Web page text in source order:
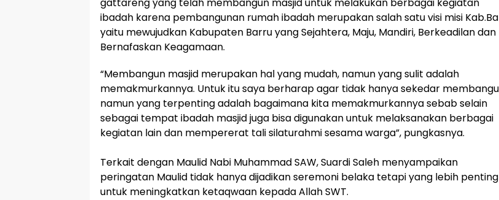
gattareng yang telah membangun masjid untuk melakukan berbagai kegiatan
ibadah karena pembangunan rumah ibadah merupakan salah satu visi misi
yaitu mewujudkan Kabupaten Barru yang Sejahtera, Maju, Mandiri, Berkeadilan dan
Bernafaskan Keagamaan.
“Membangun masjid merupakan hal yang mudah, namun yang sulit adalah
memakmurkannya. Untuk itu saya berharap agar tidak hanya sekedar
namun yang terpenting adalah bagaimana kita memakmurkannya sebab selain
sebagai tempat ibadah masjid juga bisa digunakan untuk melaksanakan berbagai
kegiatan lain dan mempererat tali silaturahmi sesama warga”, pungkasnya.
Terkait dengan Maulid Nabi Muhammad SAW, Suardi Saleh menyampaikan
peringatan Maulid tidak hanya dijadikan seremoni belaka tetapi yang lebih penting
untuk meningkatkan ketaqwaan kepada Allah SWT.